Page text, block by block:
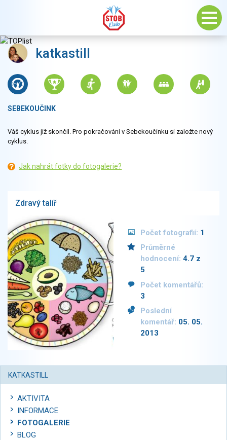
katkastill
SEBEKOUČINK
Váš cyklus již skončil. Pro pokračování v Sebekoučinku si založte nový
cyklus.
Jak nahrát fotky do fotogalerie?
Zdravý talíř
Počet fotografií: 1
Průměrné
hodnocení: 4.7 z
5
Počet komentářů:
3
Poslední
komentář: 05. 05.
2013
KATKASTILL
AKTIVITA
INFORMACE
FOTOGALERIE
BLOG